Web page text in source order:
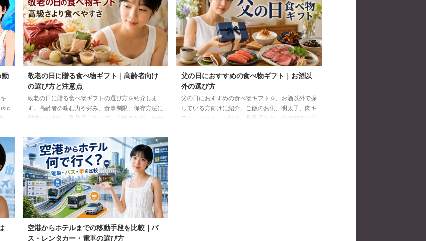
動
敬老の日に贈る食べ物ギフト｜高齢者向け
の選び方と注意点
敬老の日に贈る食べ物ギフトの選び方を紹介しま
す。高齢者の噛む力や好み、食事制限、保存方法に
配慮しながら、和菓子、スープ、ご飯のお供、やわ
父の日におすすめの食べ物ギフト｜お酒以
外の選び方
父の日におすすめの食べ物ギフトを、お酒以外で探
している方向けに紹介。ご飯のお供、明太子、肉ギ
フト、コーヒー、紅茶、和菓子など、父の好みに合
空港からホテルまでの移動手段を比較｜バ
ス・レンタカー・電車の選び方